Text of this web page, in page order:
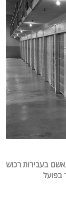
בעבירות רכוש